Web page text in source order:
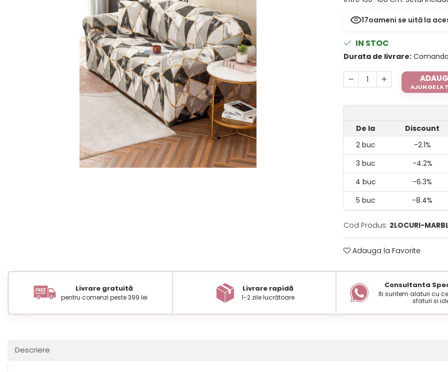
17oameni se uită la
IN STOC
Durata de livrare:
AJUNGE LA
De la
Discount
2buc
-2.1%
3 buc
-4.2%
4 buc
-6.3%
5 buc -8.4%
Cod Produs: 2LOCURI-
Adauga la Favorite
Livrare gratuită
pentru comenzi peste 399 lei
Livrare rapidă
1-2 zile lucrătoare
Consultanta
Iti suntem alaturi cu
sfaturi si
Descriere